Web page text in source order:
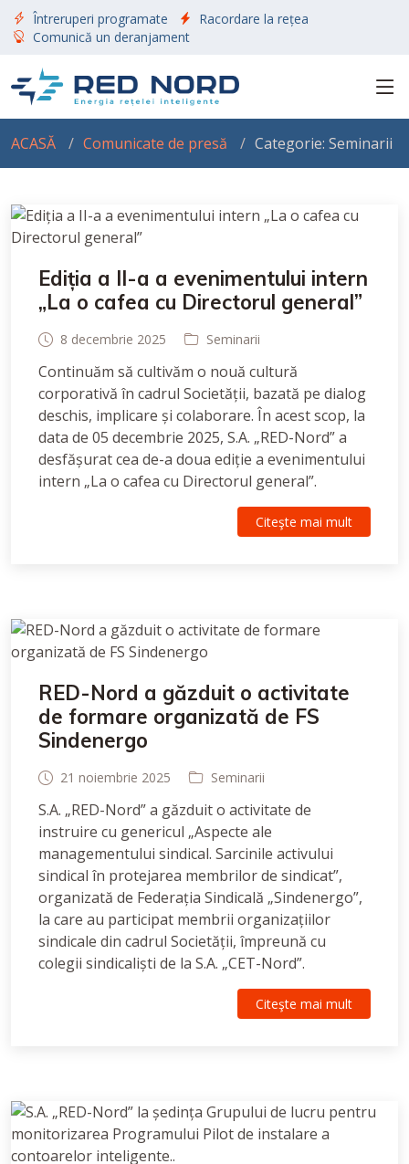
Întreruperi programate
Racordare la rețea
Comunică un deranjament
ACASĂ Comunicate de presă Categorie: Seminarii
Ediția a II-a a evenimentului intern
„La o cafea cu Directorul general”
8 decembrie 2025 Seminarii
Continuăm să cultivăm o nouă cultură
corporativă în cadrul Societății, bazată pe dialog
deschis, implicare și colaborare. În acest scop, la
data de 05 decembrie 2025, S.A. „RED-Nord” a
desfășurat cea de-a doua ediție a evenimentului
intern „La o cafea cu Directorul general”.
Citeşte mai mult
RED-Nord a găzduit o activitate
de formare organizată de FS
Sindenergo
21 noiembrie 2025 Seminarii
S.A. „RED-Nord” a găzduit o activitate de
instruire cu genericul „Aspecte ale
managementului sindical. Sarcinile activului
sindical în protejarea membrilor de sindicat”,
organizată de Federația Sindicală „Sindenergo”,
la care au participat membrii organizațiilor
sindicale din cadrul Societății, împreună cu
colegii sindicaliști de la S.A. „CET-Nord”.
Citeşte mai mult